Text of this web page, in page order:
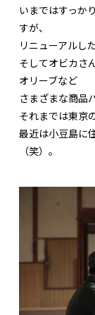
いまではすっか
すが、
リニューアルし
そしてオビカさ
オリーブなど
さまざまな商品
それまでは東京
最近は小豆島に
（笑）。